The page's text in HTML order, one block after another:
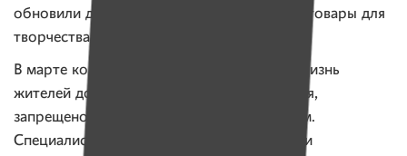
обновили детские игрушки, купили детям товары для
творчества, спорттовары.
В марте коронавирус внес коррективы в жизнь
жителей домиков. Волонтерам сюда нельзя,
запрещено приезжать даже родственникам.
Специалисты проекта в марте провели три